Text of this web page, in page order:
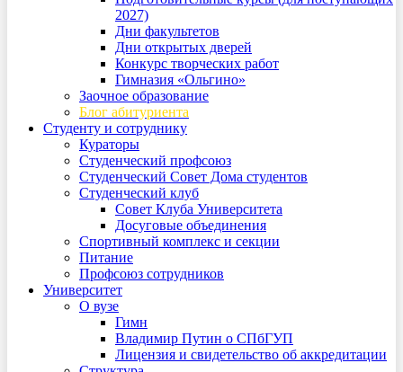
2027)
Дни факультетов
Дни открытых дверей
Конкурс творческих работ
Гимназия «Ольгино»
Заочное образование
Блог абитуриента
Студенту и сотруднику
Кураторы
Студенческий профсоюз
Студенческий Совет Дома студентов
Студенческий клуб
Совет Клуба Университета
Досуговые объединения
Спортивный комплекс и секции
Питание
Профсоюз сотрудников
Университет
О вузе
Гимн
Владимир Путин о СПбГУП
Лицензия и свидетельство об аккредитации